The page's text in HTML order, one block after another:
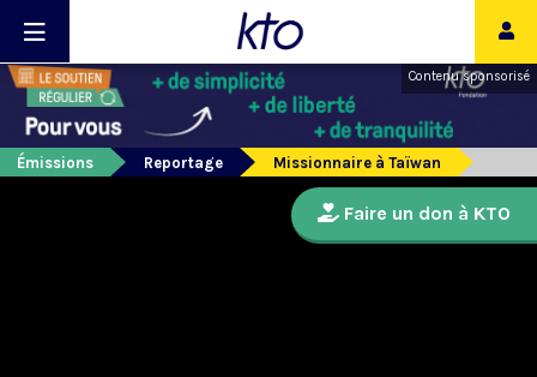
Contenu sponsorisé
Émissions Reportage Missionnaire à Taïwan
Faire un don à KTO